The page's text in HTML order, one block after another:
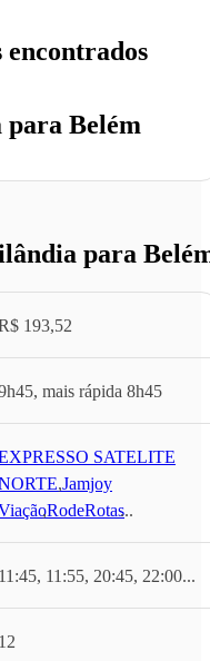
para Belém
encontrados
para
193,52
mais rápida 8h45
SATELITE
,Jamjoy
,RodeRotas...
11:45, 11:55, 20:45, 22:00...
12